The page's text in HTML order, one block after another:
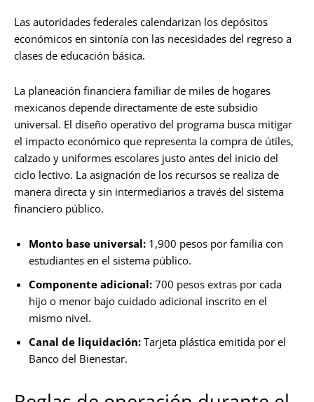
Las autoridades federales calendarizan los depósitos
económicos en sintonía con las necesidades del regreso a
clases de educación básica.
La planeación financiera familiar de miles de hogares
mexicanos depende directamente de este subsidio
universal. El diseño operativo del programa busca mitigar
el impacto económico que representa la compra de útiles,
calzado y uniformes escolares justo antes del inicio del
ciclo lectivo. La asignación de los recursos se realiza de
manera directa y sin intermediarios a través del sistema
financiero público.
Monto base universal: 1,900 pesos por familia con
estudiantes en el sistema público.
Componente adicional: 700 pesos extras por cada
hijo o menor bajo cuidado adicional inscrito en el
mismo nivel.
Canal de liquidación: Tarjeta plástica emitida por el
Banco del Bienestar.